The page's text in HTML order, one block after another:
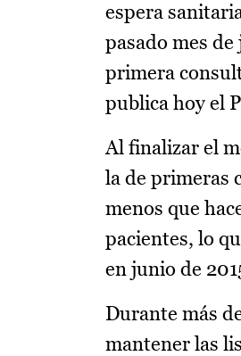
espera
pasado mes
primera
publica hoy el
Al finalizar el
la de primeras
menos que
pacientes, lo
en junio de
Durante más
mantener las